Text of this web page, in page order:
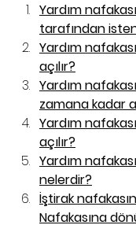
Yardım
tarafından
Yardım
açılır?
Yardım
zamana kadar
Yardım
açılır?
Yardım
nelerdir?
İştirak
Nafakasına